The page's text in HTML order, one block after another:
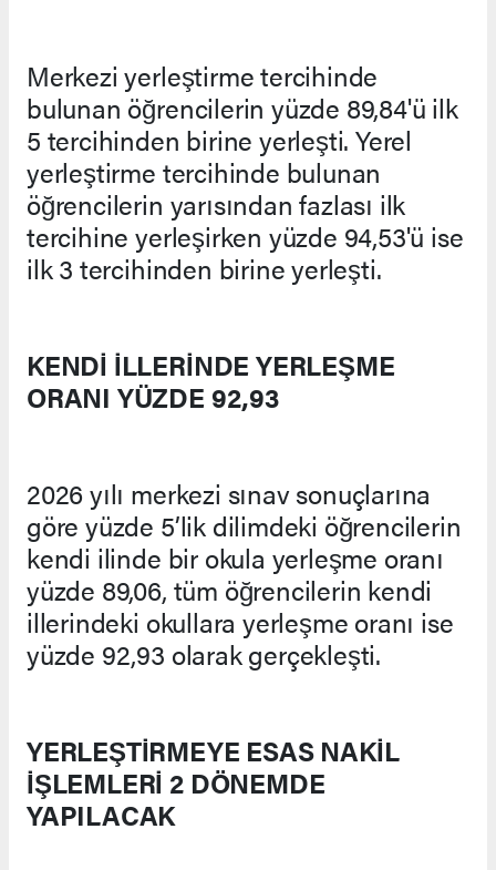
Merkezi yerleştirme tercihinde
bulunan öğrencilerin yüzde 89,84'ü ilk
5 tercihinden birine yerleşti. Yerel
yerleştirme tercihinde bulunan
öğrencilerin yarısından fazlası ilk
tercihine yerleşirken yüzde 94,53'ü ise
ilk 3 tercihinden birine yerleşti.
KENDİ İLLERİNDE YERLEŞME
ORANI YÜZDE 92,93
2026 yılı merkezi sınav sonuçlarına
göre yüzde 5’lik dilimdeki öğrencilerin
kendi ilinde bir okula yerleşme oranı
yüzde 89,06, tüm öğrencilerin kendi
illerindeki okullara yerleşme oranı ise
yüzde 92,93 olarak gerçekleşti.
YERLEŞTİRMEYE ESAS NAKİL
İŞLEMLERİ 2 DÖNEMDE
YAPILACAK